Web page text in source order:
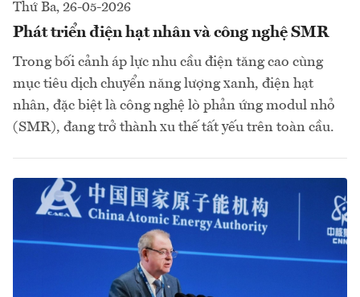
Thứ Ba, 26-05-2026
Phát triển điện hạt nhân và công nghệ SMR
Trong bối cảnh áp lực nhu cầu điện tăng cao cùng
mục tiêu dịch chuyển năng lượng xanh, điện hạt
nhân, đặc biệt là công nghệ lò phản ứng modul nhỏ
(SMR), đang trở thành xu thế tất yếu trên toàn cầu.